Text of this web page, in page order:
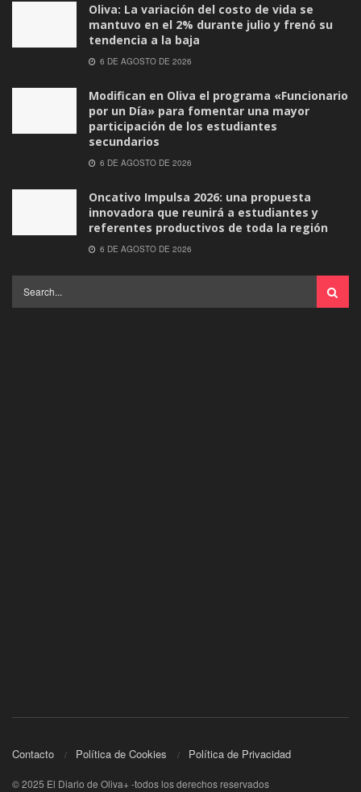
Oliva: La variación del costo de vida se
mantuvo en el 2% durante julio y frenó su
tendencia a la baja
6 DE AGOSTO DE 2026
Modifican en Oliva el programa «Funcionario
por un Día» para fomentar una mayor
participación de los estudiantes
secundarios
6 DE AGOSTO DE 2026
Oncativo Impulsa 2026: una propuesta
innovadora que reunirá a estudiantes y
referentes productivos de toda la región
6 DE AGOSTO DE 2026
Contacto Política de Cookies Política de Privacidad
© 2025 El Diario de Oliva+ -todos los derechos reservados